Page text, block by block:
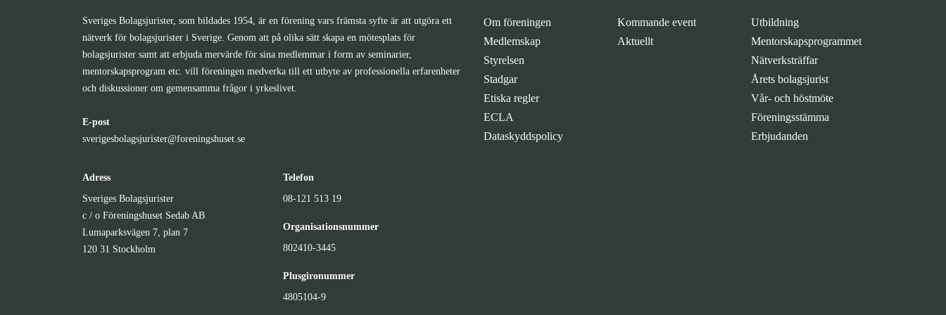
Sveriges Bolagsjurister, som bildades 1954, är en förening vars främsta syfte är att utgöra ett
nätverk för bolagsjurister i Sverige. Genom att på olika sätt skapa en mötesplats för
bolagsjurister samt att erbjuda mervärde för sina medlemmar i form av seminarier,
mentorskapsprogram etc. vill föreningen medverka till ett utbyte av professionella erfarenheter
och diskussioner om gemensamma frågor i yrkeslivet.
E-post
sverigesbolagsjurister@foreningshuset.se
Adress
Sveriges Bolagsjurister
c / o Föreningshuset Sedab AB
Lumaparksvägen 7, plan 7
120 31 Stockholm
Telefon
08-121 513 19
Organisationsnummer
802410-3445
Plusgironummer
4805104-9
Om föreningen
Medlemskap
Styrelsen
Stadgar
Etiska regler
ECLA
Dataskyddspolicy
Kommande event
Aktuellt
Utbildning
Mentorskapsprogrammet
Nätverksträffar
Årets bolagsjurist
Vår- och höstmöte
Föreningsstämma
Erbjudanden